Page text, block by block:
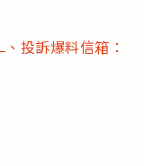
、投訴爆料信箱：